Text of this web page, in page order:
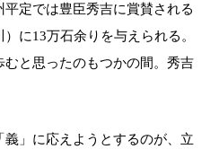
定では豊臣秀吉に賞賛される
に13万石余りを与えられる。
と思ったのもつかの間。秀吉
」に応えようとするのが、立